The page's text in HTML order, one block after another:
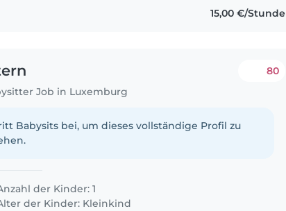
15,00 €/Stunde
Job in Luxemburg
80
Babysits bei, um dieses vollständige Profil zu
der Kinder: 1
der Kinder: Kleinkind